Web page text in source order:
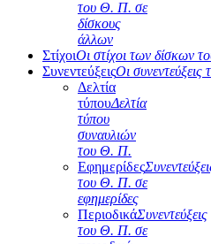
του Θ. Π. σε
δίσκους
άλλων
ΣτίχοιΟι στίχοι των δίσκων
ΣυνεντεύξειςΟι
Δελτία
τύπουΔελτία
τύπου
συναυλιών
του Θ. Π.
Εφημερίδες
του Θ. Π. σε
εφημερίδες
ΠεριοδικάΣυνεντεύξεις
του Θ. Π. σε